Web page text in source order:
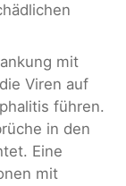
mit
Viren auf
führen.
in den
Eine
mit